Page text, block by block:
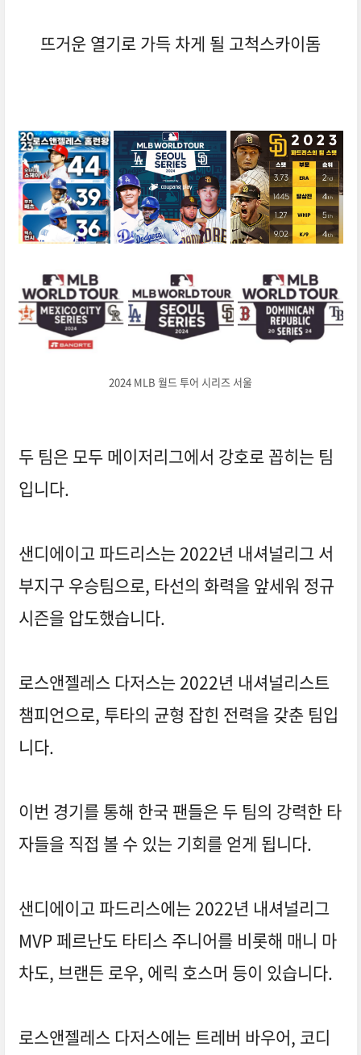
뜨거운 열기로 가득 차게 될 고척스카이돔
2024 MLB 월드 투어 시리즈 서울
두 팀은 모두 메이저리그에서 강호로 꼽히는 팀
입니다.
샌디에이고 파드리스는 2022년 내셔널리그 서
부지구 우승팀으로, 타선의 화력을 앞세워 정규
시즌을 압도했습니다.
로스앤젤레스 다저스는 2022년 내셔널리스트
챔피언으로, 투타의 균형 잡힌 전력을 갖춘 팀입
니다.
이번 경기를 통해 한국 팬들은 두 팀의 강력한 타
자들을 직접 볼 수 있는 기회를 얻게 됩니다.
샌디에이고 파드리스에는 2022년 내셔널리그
MVP 페르난도 타티스 주니어를 비롯해 매니 마
차도, 브랜든 로우, 에릭 호스머 등이 있습니다.
로스앤젤레스 다저스에는 트레버 바우어, 코디